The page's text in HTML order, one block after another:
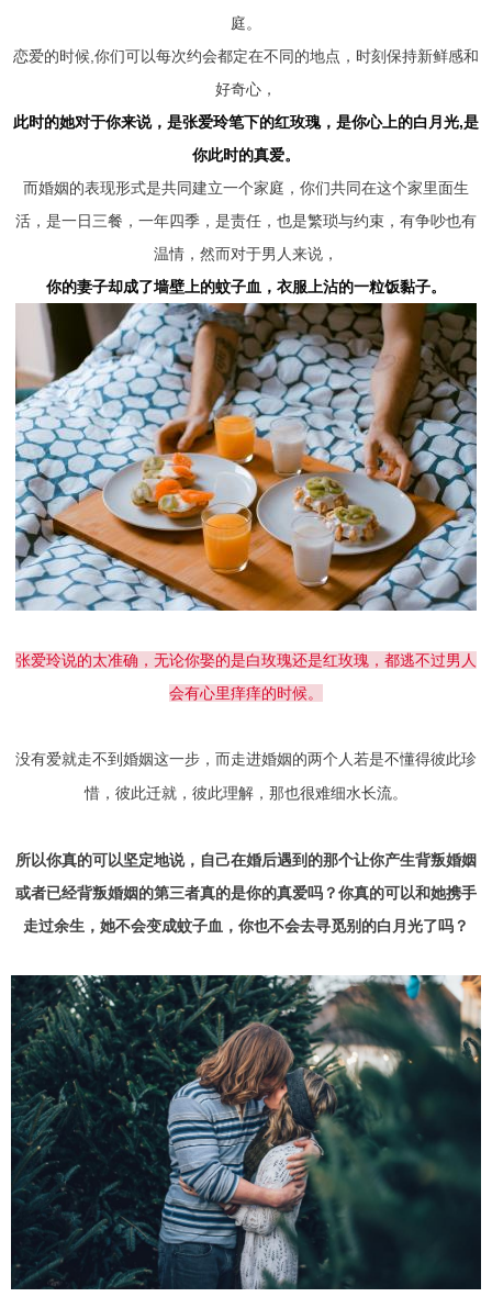
庭。
恋爱的时候,你们可以每次约会都定在不同的地点，时刻保持新鲜感和
好奇心，
此时的她对于你来说，是张爱玲笔下的红玫瑰，是你心上的白月光,是
你此时的真爱。
而婚姻的表现形式是共同建立一个家庭，你们共同在这个家里面生
活，是一日三餐，一年四季，是责任，也是繁琐与约束，有争吵也有
温情，然而对于男人来说，
你的妻子却成了墙壁上的蚊子血，衣服上沾的一粒饭黏子。
张爱玲说的太准确，无论你娶的是白玫瑰还是红玫瑰，都逃不过男人
会有心里痒痒的时候。
没有爱就走不到婚姻这一步，而走进婚姻的两个人若是不懂得彼此珍
惜，彼此迁就，彼此理解，那也很难细水长流。
所以你真的可以坚定地说，自己在婚后遇到的那个让你产生背叛婚姻
或者已经背叛婚姻的第三者真的是你的真爱吗？你真的可以和她携手
走过余生，她不会变成蚊子血，你也不会去寻觅别的白月光了吗？